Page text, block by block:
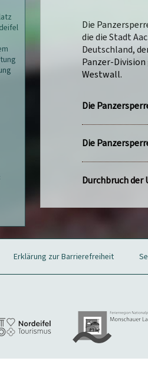
Die
die die Stadt
Deutschland,
Panzer-Division
Westwall.
Die
Die
Durchbruch der
Erklärung zur Barrierefreiheit